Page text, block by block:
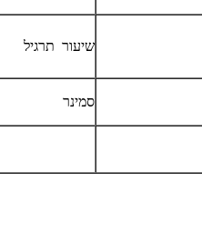
שיעור תרגיל
סמינר